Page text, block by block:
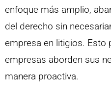
enfoque más amplio,
del derecho sin
empresa en litigios. Esto
empresas aborden sus
manera proactiva.